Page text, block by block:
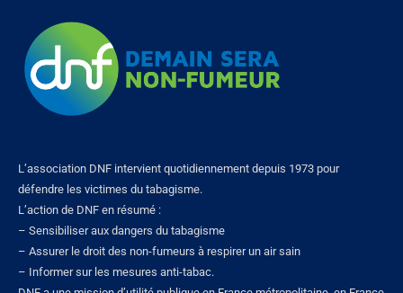
L’association DNF intervient quotidiennement depuis 1973 pour
défendre les victimes du tabagisme.
L’action de DNF en résumé :
– Sensibiliser aux dangers du tabagisme
– Assurer le droit des non-fumeurs à respirer un air sain
– Informer sur les mesures anti-tabac.